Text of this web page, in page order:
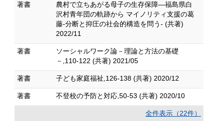
著書
農村で立ちあがる母子の生存保障―福島県白
沢村青年団の軌跡から マイノリティ支援の葛
藤-分断と抑圧の社会的構造を問う- (共著)
2022/11
著書
ソーシャルワーク論－理論と方法の基礎
－,110-122 (共著) 2021/05
著書 子ども家庭福祉,126-138 (共著) 2020/12
著書 不登校の予防と対応,50-53 (共著) 2020/10
全件表示（22件）